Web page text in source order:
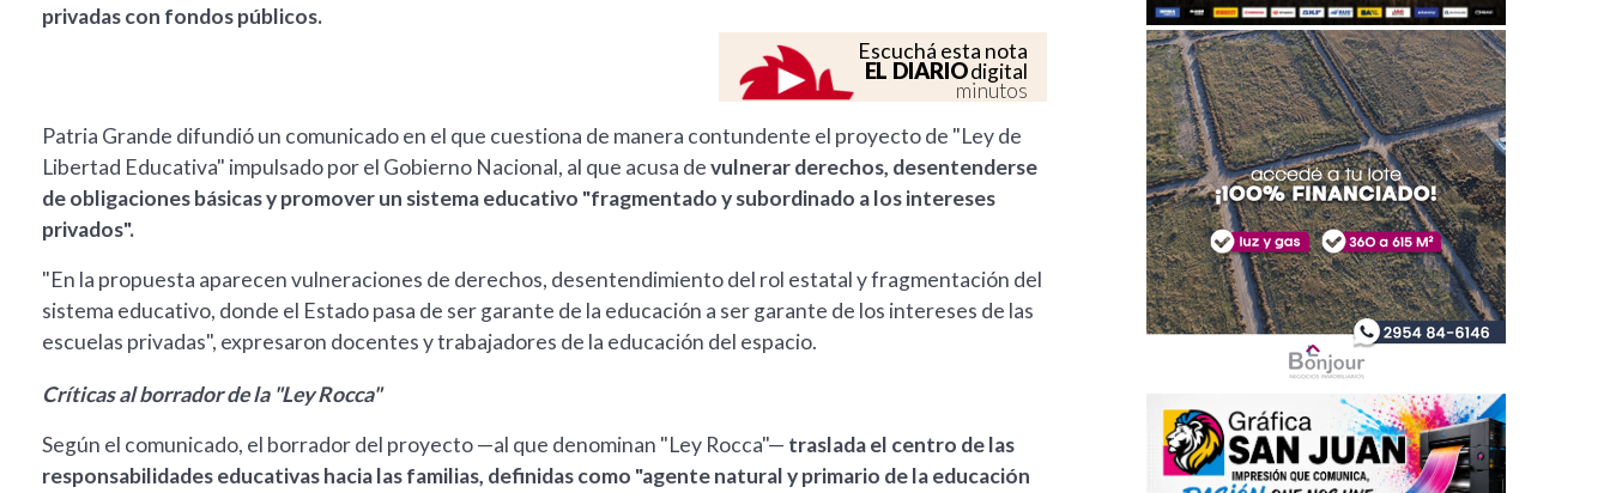
privadas con fondos públicos.
Escuchá esta nota
EL DIARIOdigital
minutos
Patria Grande difundió un comunicado en el que cuestiona de manera contundente el proyecto de "Ley de
Libertad Educativa" impulsado por el Gobierno Nacional, al que acusa devulnerar derechos, desentenderse
de obligaciones básicas y promover un sistema educativo "fragmentado y subordinado a los intereses
privados".
"En la propuesta aparecen vulneraciones de derechos, desentendimiento del rol estatal y fragmentación del
sistema educativo, donde el Estado pasa de ser garante de la educación a ser garante de los intereses de las
escuelas privadas", expresaron docentes y trabajadores de la educación del espacio.
Críticas al borrador de la "Ley Rocca"
Según el comunicado, el borrador del proyecto —al que denominan "Ley Rocca"— traslada el centro de las
responsabilidades educativas hacia las familias, definidas como "agente natural y primario de la educación